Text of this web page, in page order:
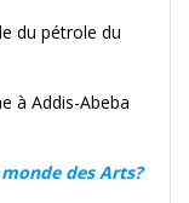
du pétrole du
à Addis-Abeba
des Arts?